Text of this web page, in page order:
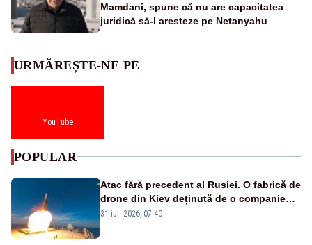
Mamdani, spune că nu are capacitatea
juridică să-l aresteze pe Netanyahu
URMĂREȘTE-NE PE
YouTube
POPULAR
Atac fără precedent al Rusiei. O fabrică de
drone din Kiev deținută de o companie
americană, distrusă de o rachetă
31 iul. 2026, 07:40